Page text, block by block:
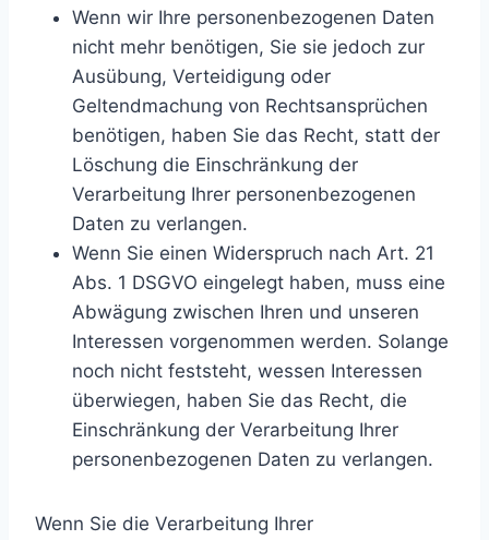
Wenn wir Ihre personenbezogenen Daten
nicht mehr benötigen, Sie sie jedoch zur
Ausübung, Verteidigung oder
Geltendmachung von Rechtsansprüchen
benötigen, haben Sie das Recht, statt der
Löschung die Einschränkung der
Verarbeitung Ihrer personenbezogenen
Daten zu verlangen.
Wenn Sie einen Widerspruch nach Art. 21
Abs. 1 DSGVO eingelegt haben, muss eine
Abwägung zwischen Ihren und unseren
Interessen vorgenommen werden. Solange
noch nicht feststeht, wessen Interessen
überwiegen, haben Sie das Recht, die
Einschränkung der Verarbeitung Ihrer
personenbezogenen Daten zu verlangen.
Wenn Sie die Verarbeitung Ihrer